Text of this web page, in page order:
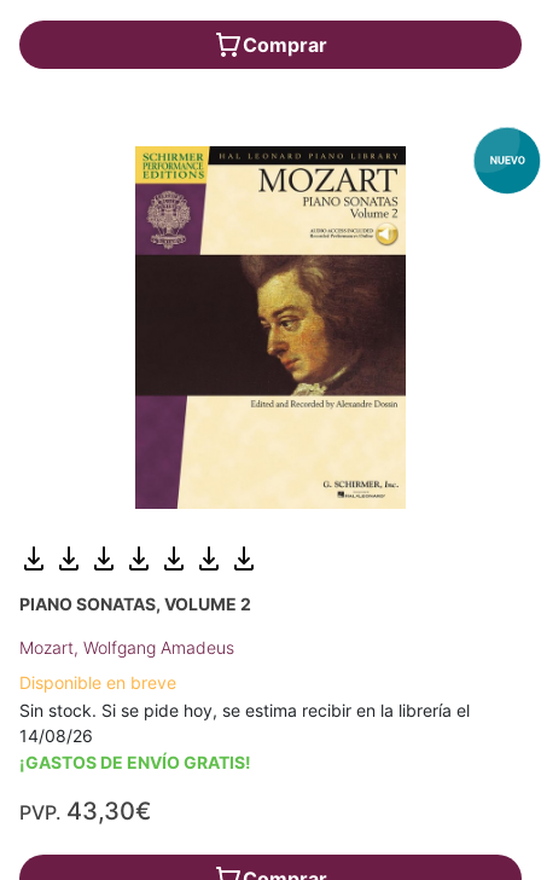
Comprar
PIANO SONATAS, VOLUME 2
Mozart, Wolfgang Amadeus
Disponible en breve
Sin stock. Si se pide hoy, se estima recibir en la librería el
14/08/26
¡GASTOS DE ENVÍO GRATIS!
PVP. 43,30€